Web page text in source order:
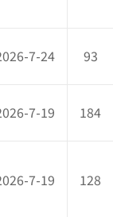
7-24 93
7-19 184
7-19 128